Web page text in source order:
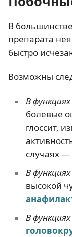
В
препарата
быстро
Возможны
В
болевые
глоссит,
случаях —
В
высокой
В